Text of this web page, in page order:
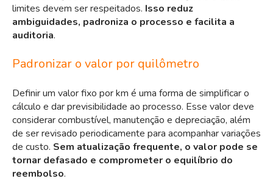
limites devem ser respeitados. Isso reduz
ambiguidades, padroniza o processo e facilita a
auditoria.
Padronizar o valor por quilômetro
Definir um valor fixo por km é uma forma de simplificar o
cálculo e dar previsibilidade ao processo. Esse valor deve
considerar combustível, manutenção e depreciação, além
de ser revisado periodicamente para acompanhar variações
de custo. Sem atualização frequente, o valor pode se
tornar defasado e comprometer o equilíbrio do
reembolso.